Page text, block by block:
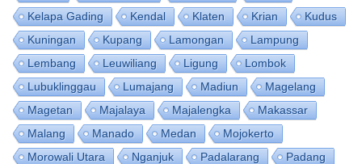
Kelapa Gading
Kendal Klaten Krian
Kudus
Kuningan
Kupang Lamongan
Lampung
Lembang
Leuwiliang Ligung
Lombok
Lubuklinggau
Lumajang Madiun
Magelang
Magetan
Majalaya Majalengka
Makassar
Malang
Manado Medan
Mojokerto
Morowali Utara
Nganjuk Padalarang
Padang